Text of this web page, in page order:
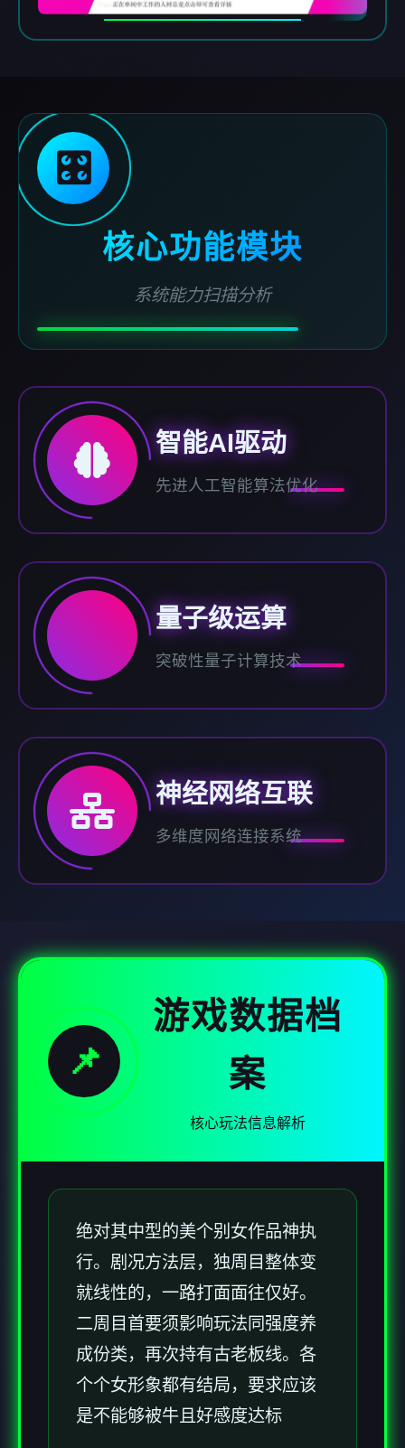
🎛️
核心功能模块
系统能力扫描分析
智能AI驱动
先进人工智能算法优化
量子级运算
突破性量子计算技术
神经网络互联
多维度网络连接系统
📌
游戏数据档
案
核心玩法信息解析
绝对其中型的美个别女作品神执
行。剧况方法层，独周目整体变
就线性的，一路打面面往仅好。
二周目首要须影响玩法同强度养
成份类，再次持有古老板线。各
个个女形象都有结局，要求应该
是不能够被牛且好感度达标